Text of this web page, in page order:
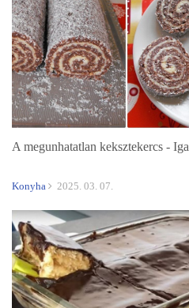
A megunhatatlan keksztekercs -
Konyha 2025. 03. 07.